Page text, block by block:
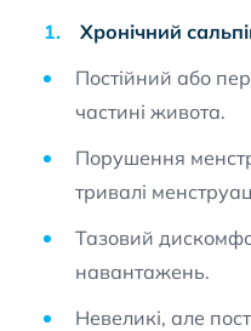
Хронічний
Постійний або
частині живота.
Порушення
тривалі
Тазовий
навантажень.
Невеликі, але